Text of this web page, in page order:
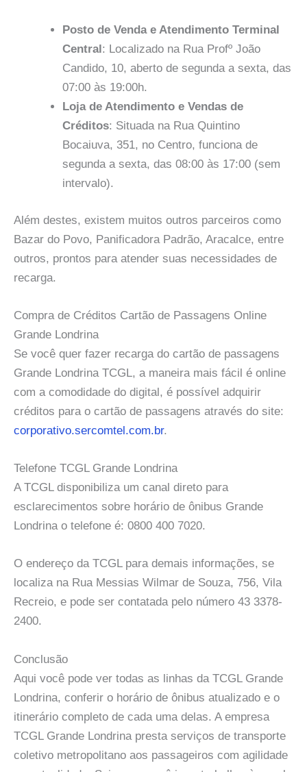
Posto de Venda e Atendimento Terminal
Central : Localizado na Rua Profº João
Candido, 10, aberto de segunda a sexta, das
07:00 às 19:00h.
Loja de Atendimento e Vendas de
Créditos: Situada na Rua Quintino
Bocaiuva, 351, no Centro, funciona de
segunda a sexta, das 08:00 às 17:00 (sem
intervalo).
Além destes, existem muitos outros parceiros como
Bazar do Povo, Panificadora Padrão, Aracalce, entre
outros, prontos para atender suas necessidades de
recarga.
Compra de Créditos Cartão de Passagens Online
Grande Londrina
Se você quer fazer recarga do cartão de passagens
Grande Londrina TCGL, a maneira mais fácil é online
com a comodidade do digital, é possível adquirir
créditos para o cartão de passagens através do site:
corporativo.sercomtel.com.br.
Telefone TCGL Grande Londrina
A TCGL disponibiliza um canal direto para
esclarecimentos sobre horário de ônibus Grande
Londrina o telefone é: 0800 400 7020.
O endereço da TCGL para demais informações, se
localiza na Rua Messias Wilmar de Souza, 756, Vila
Recreio, e pode ser contatada pelo número 43 3378-
2400.
Conclusão
Aqui você pode ver todas as linhas da TCGL Grande
Londrina, conferir o horário de ônibus atualizado e o
itinerário completo de cada uma delas. A empresa
TCGL Grande Londrina presta serviços de transporte
coletivo metropolitano aos passageiros com agilidade